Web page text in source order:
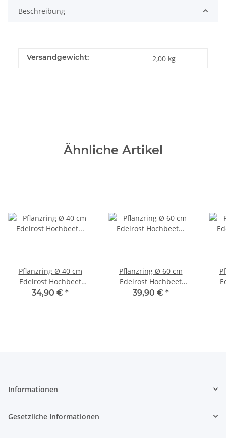
Beschreibung
Versandgewicht: 2,00 kg
Ähnliche Artikel
Pflanzring Ø 40 cm
Edelrost Hochbeet
Pflanzkübel Baumring
34,90 € *
Pflanzring Ø 60 cm
Edelrost Hochbeet
Pflanzkübel Baumring
39,90 € *
Informationen
Gesetzliche Informationen